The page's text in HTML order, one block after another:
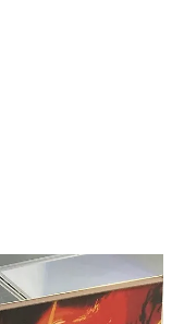
の魅力を画面や操作の
硬派で骨太な評論連載